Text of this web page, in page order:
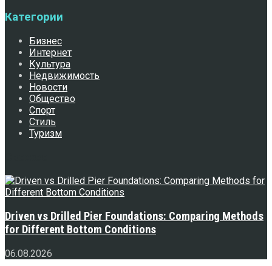
Категории
Бизнес
Интернет
Культура
Недвижимость
Новости
Общество
Спорт
Стиль
Туризм
Driven vs Drilled Pier Foundations: Comparing Methods
for Different Bottom Conditions
06.08.2026